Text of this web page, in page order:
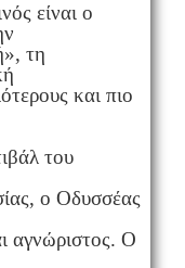
είναι ο
τη
και πιο
του
ο Οδυσσέας
αγνώριστος. Ο